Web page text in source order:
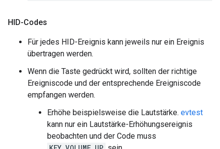
HID-Codes
Für jedes HID-Ereignis kann jeweils nur ein Ereignis
übertragen werden.
Wenn die Taste gedrückt wird, sollten der richtige
Ereigniscode und der entsprechende Ereigniscode
empfangen werden.
Erhöhe beispielsweise die Lautstärke. evtest
kann nur ein Lautstärke-Erhöhungsereignis
beobachten und der Code muss